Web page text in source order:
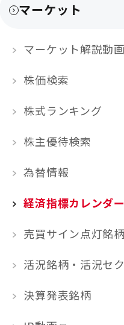
マーケット
マーケット解説動画
株価検索
株式ランキング
株主優待検索
為替情報
経済指標カレンダー
売買サイン点灯銘柄
活況銘柄・活況セ
決算発表銘柄